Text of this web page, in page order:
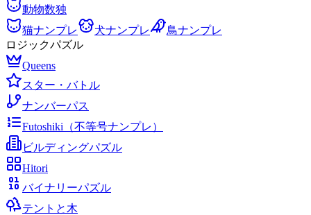
動物数独
猫ナンプレ
犬ナンプレ
鳥ナンプレ
ロジックパズル
Queens
スター・バトル
ナンバーパス
Futoshiki（不等号ナンプレ）
ビルディングパズル
Hitori
バイナリーパズル
テントと木